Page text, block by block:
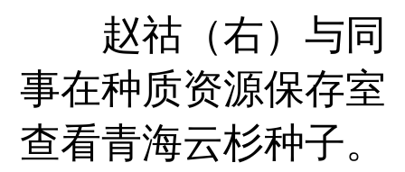
赵祜（右）与同
事在种质资源保存室
查看青海云杉种子。